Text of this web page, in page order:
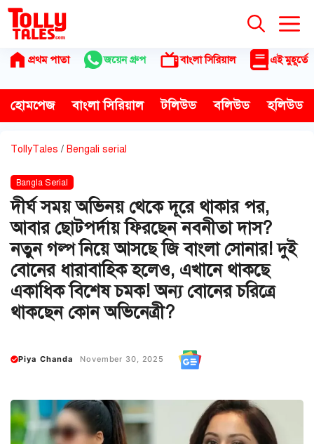
Skip
content
প্রথম পাতা জয়েন গ্রুপ বাংলা সিরিয়াল এই মুহূর্তে
হোমপেজ বাংলা সিরিয়াল টলিউড বলিউড হলিউড
TollyTales / Bengali serial
Bangla Serial
দীর্ঘ সময় অভিনয় থেকে দূরে থাকার পর,
আবার ছোটপর্দায় ফিরছেন নবনীতা দাস?
নতুন গল্প নিয়ে আসছে জি বাংলা সোনার! দুই
বোনের ধারাবাহিক হলেও, এখানে থাকছে
একাধিক বিশেষ চমক! অন্য বোনের চরিত্রে
থাকছেন কোন অভিনেত্রী?
Piya Chanda November 30, 2025